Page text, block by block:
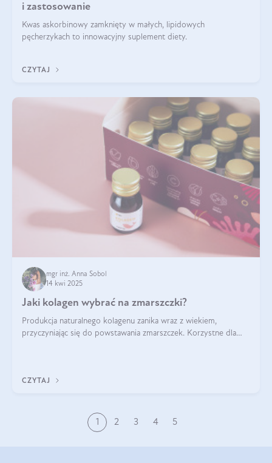
i zastosowanie
Kwas askorbinowy zamknięty w małych, lipidowych
pęcherzykach to innowacyjny suplement diety.
CZYTAJ
mgr inż. Anna Sobol
14 kwi 2025
Jaki kolagen wybrać na zmarszczki?
Produkcja naturalnego kolagenu zanika wraz z wiekiem,
przyczyniając się do powstawania zmarszczek. Korzystne dla
CZYTAJ
1 2 3 4 5